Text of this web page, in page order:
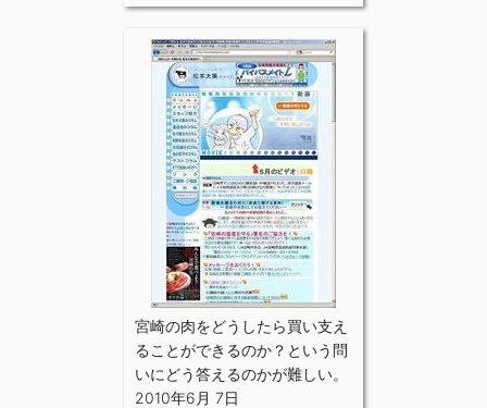
宮崎の肉をどうしたら買い支え
ることができるのか？という問
いにどう答えるのかが難しい。
2010年6月 7日